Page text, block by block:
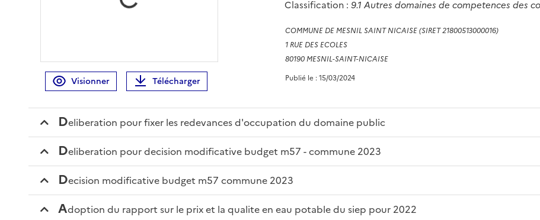
Chargement, veuillez patienter...
Visionner Télécharger
Classification : 9.1 Autres domaines de competences des
COMMUNE DE MESNIL SAINT NICAISE (SIRET 21800513000016)
1 RUE DES ECOLES
80190 MESNIL-SAINT-NICAISE
Publié le : 15/03/2024
deliberation pour fixer les redevances d'occupation du domaine public
deliberation pour decision modificative budget m57 - commune 2023
decision modificative budget m57 commune 2023
adoption du rapport sur le prix et la qualite en eau potable du siep pour 2022